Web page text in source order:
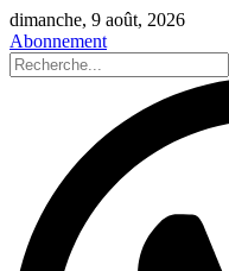
dimanche, 9 août, 2026
Abonnement